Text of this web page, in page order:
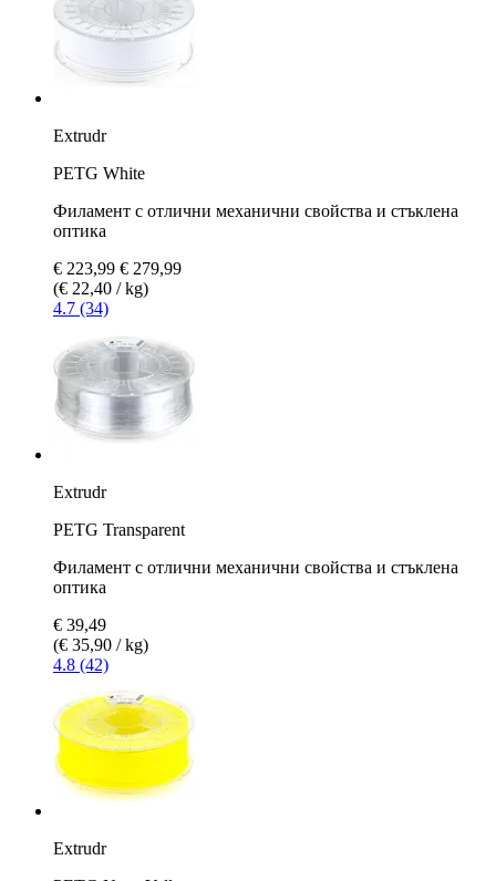
Extrudr
PETG White
Филамент с отлични механични свойства и стъклена
оптика
€ 223,99 € 279,99
(€ 22,40 / kg)
4.7 (34)
Extrudr
PETG Transparent
Филамент с отлични механични свойства и стъклена
оптика
€ 39,49
(€ 35,90 / kg)
4.8 (42)
Extrudr